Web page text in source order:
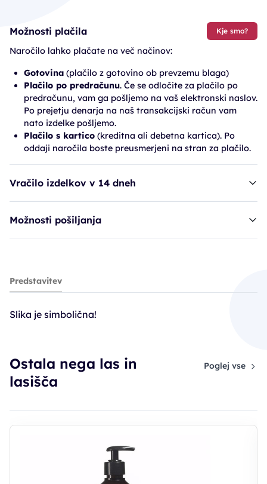
Možnosti plačila Kje smo?
Naročilo lahko plačate na več načinov:
Gotovina (plačilo z gotovino ob prevzemu blaga)
Plačilo po predračunu. Če se odločite za plačilo po
predračunu, vam ga pošljemo na vaš elektronski naslov.
Po prejetju denarja na naš transakcijski račun vam
nato izdelke pošljemo.
Plačilo s kartico (kreditna ali debetna kartica). Po
oddaji naročila boste preusmerjeni na stran za plačilo.
Vračilo izdelkov v 14 dneh
Možnosti pošiljanja
pumpica POW dozirna za 1L šampona
4,50€
Predstavitev
Slika je simbolična!
Ostala nega las in
lasišča
Poglej vse